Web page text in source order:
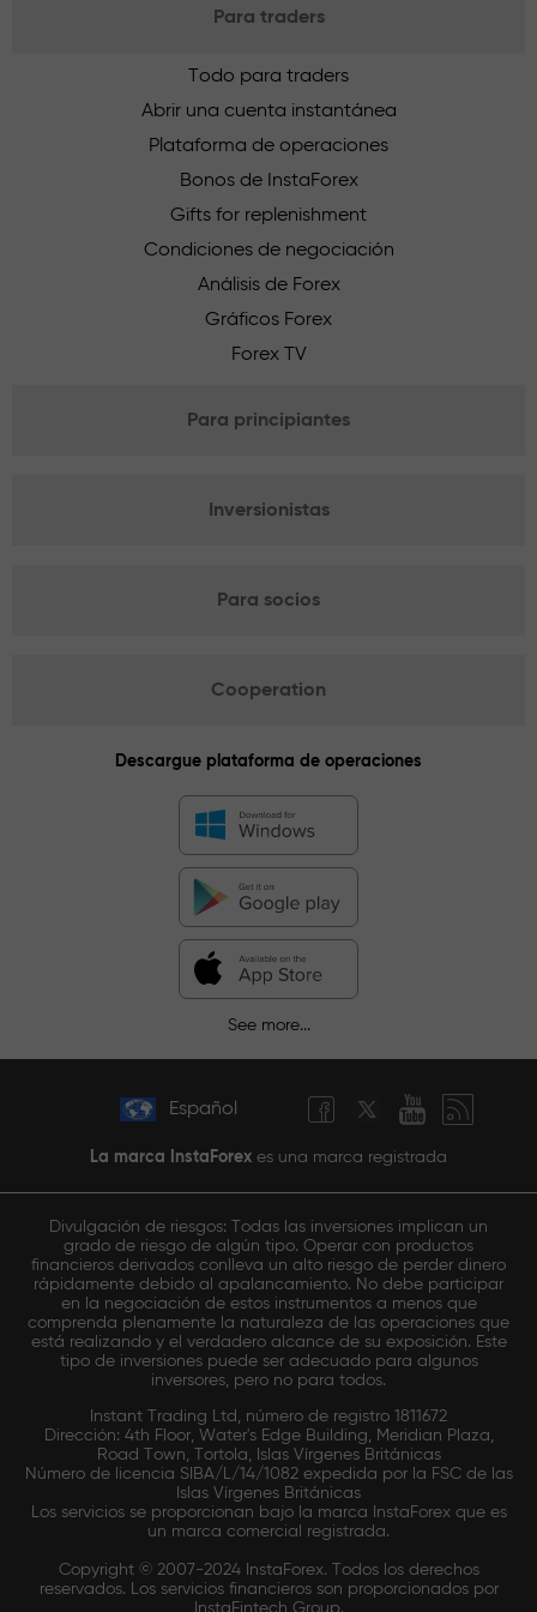
Para traders
Todo para traders
Abrir una cuenta instantánea
Plataforma de operaciones
Bonos de InstaForex
Gifts for replenishment
Condiciones de negociación
Análisis de Forex
Gráficos Forex
Forex TV
Para principiantes
Inversionistas
Para socios
Cooperation
Descargue plataforma de operaciones
See more...
Español
La marca InstaForex es una marca registrada
Divulgación de riesgos: Todas las inversiones implican un
grado de riesgo de algún tipo. Operar con productos
financieros derivados conlleva un alto riesgo de perder dinero
rápidamente debido al apalancamiento. No debe participar
en la negociación de estos instrumentos a menos que
comprenda plenamente la naturaleza de las operaciones que
está realizando y el verdadero alcance de su exposición. Este
tipo de inversiones puede ser adecuado para algunos
inversores, pero no para todos.
Instant Trading Ltd, número de registro 1811672
Dirección: 4th Floor, Water's Edge Building, Meridian Plaza,
Road Town, Tortola, Islas Vírgenes Británicas
Número de licencia SIBA/L/14/1082 expedida por la FSC de las
Islas Vírgenes Británicas
Los servicios se proporcionan bajo la marca InstaForex que es
un marca comercial registrada.
Copyright © 2007-2024 InstaForex. Todos los derechos
reservados. Los servicios financieros son proporcionados por
InstaFintech Group.